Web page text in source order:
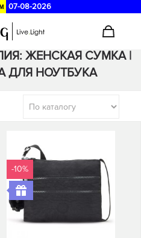
07-08-2026
ЖЕНСКАЯ СУМКА |
ДЛЯ НОУТБУКА
-10%